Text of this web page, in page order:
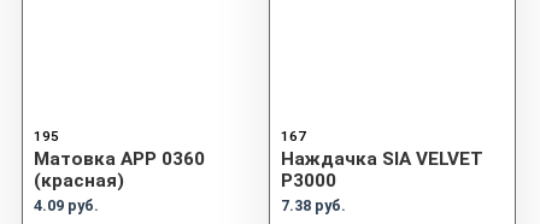
195
Матовка APP 0360
(красная)
4.09 руб.
167
Наждачка SIA VELVET
P3000
7.38 руб.